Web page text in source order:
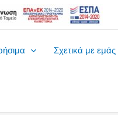
Σχετικά με εμάς